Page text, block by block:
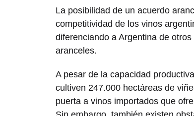
La posibilidad de un acuerdo
competitividad de los vinos
diferenciando a Argentina de
aranceles.
A pesar de la capacidad
cultiven 247.000 hectáreas de
puerta a vinos importados que